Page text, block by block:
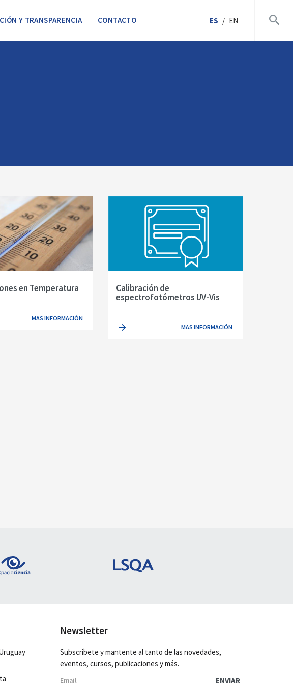
Y TRANSPARENCIA CONTACTO ES / EN
en Temperatura
MAS INFORMACIÓN
Calibración de
espectrofotómetros UV-Vis
MAS INFORMACIÓN
Newsletter
Subscríbete y mantente al tanto de las novedades,
eventos, cursos, publicaciones y más.